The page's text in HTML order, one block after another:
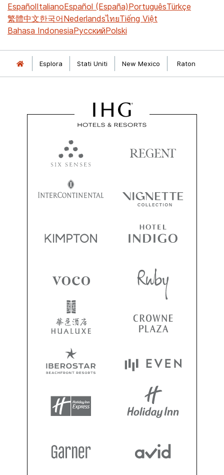
EspañolItalianoEspañol (España)PortuguêsTürkçe
繁體中文한국어NederlandsไทยTiếng Việt
Bahasa IndonesiaРусскийPolski
Esplora Stati Uniti New Mexico Raton